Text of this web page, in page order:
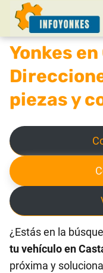
Yonkes
piezas y
¿Estás en la
tu vehículo en
próxima y